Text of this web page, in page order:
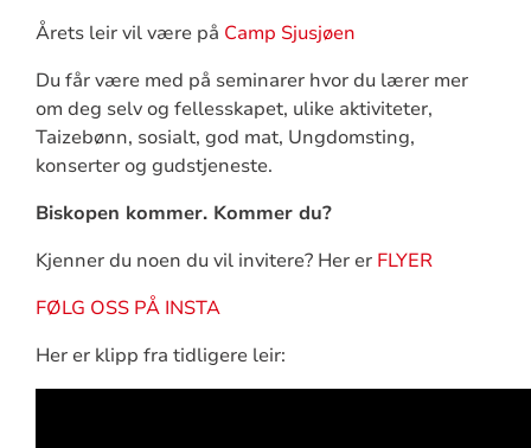
Årets leir vil være på Camp Sjusjøen
Du får være med på seminarer hvor du lærer mer
om deg selv og fellesskapet, ulike aktiviteter,
Taizebønn, sosialt, god mat, Ungdomsting,
konserter og gudstjeneste.
Biskopen kommer. Kommer du?
Kjenner du noen du vil invitere? Her erFLYER
FØLG OSS PÅ INSTA
Her er klipp fra tidligere leir: